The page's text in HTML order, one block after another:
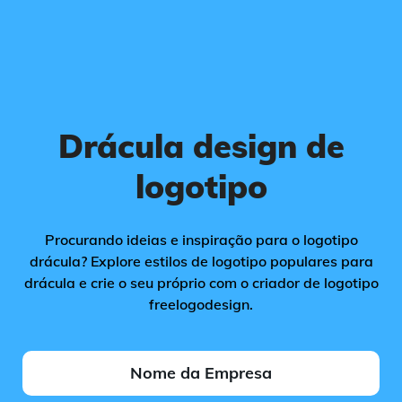
Drácula design de
logotipo
Procurando ideias e inspiração para o logotipo
drácula? Explore estilos de logotipo populares para
drácula e crie o seu próprio com o criador de logotipo
freelogodesign.